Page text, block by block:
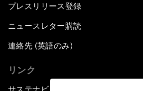
プレスリリース登録
ニュースレター購読
連絡先 (英語のみ)
リンク